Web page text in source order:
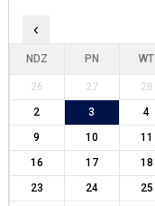
‹
NDZ PN WT
26 27 28
2
3 4
9
10 11
16
17 18
23
24 25